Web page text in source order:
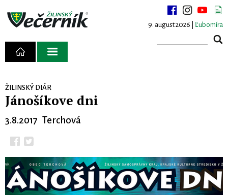
9. august 2026 | Ľubomíra
ŽILINSKÝ DIÁR
Jánošíkove dni
3.8.2017 Terchová